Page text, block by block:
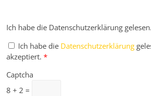
Ich habe die Datenschutzerklärung gelesen.
Ich habe die Datenschutzerklärung
akzeptiert. *
Captcha
8 + 2 =